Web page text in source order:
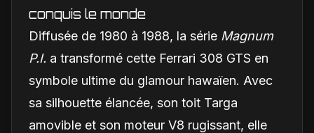
conquis le monde
Diffusée de 1980 à 1988, la série Magnum
P.I. a transformé cette Ferrari 308 GTS en
symbole ultime du glamour hawaïen. Avec
sa silhouette élancée, son toit Targa
amovible et son moteur V8 rugissant, elle